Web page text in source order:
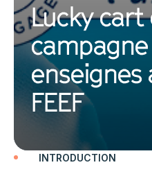
Lucky cart
enseignes
FEEF
INTRODUCTION